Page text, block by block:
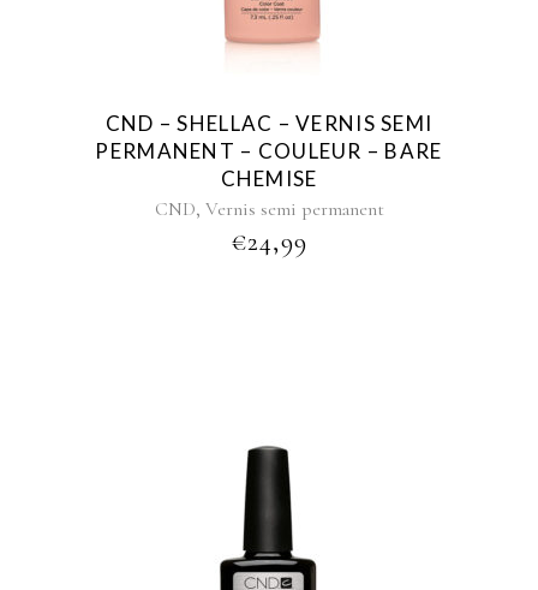
CND – SHELLAC – VERNIS SEMI
PERMANENT – COULEUR – BARE
CHEMISE
CND, Vernis semi permanent
€24,99